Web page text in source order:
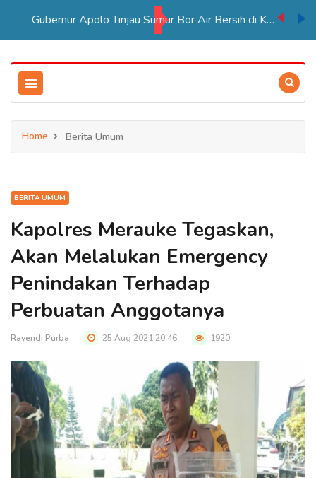
Gubernur Apolo Tinjau Sumur Bor Air Bersih di Kampung Rawasari
Home Berita Umum
BERITA UMUM
Kapolres Merauke Tegaskan,
Akan Melalukan Emergency
Penindakan Terhadap
Perbuatan Anggotanya
Rayendi Purba 25 Aug 2021 20:46 1920